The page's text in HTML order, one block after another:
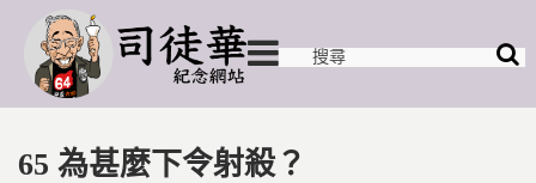
65 為甚麼下令射殺？